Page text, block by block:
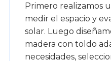
Primero realizamos
medir el espacio y
solar. Luego
madera con toldo
necesidades,